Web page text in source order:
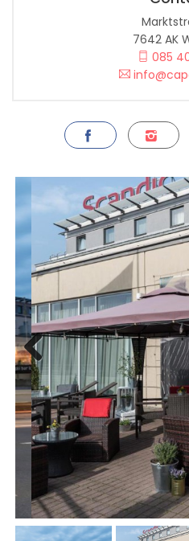
7642 AK
085